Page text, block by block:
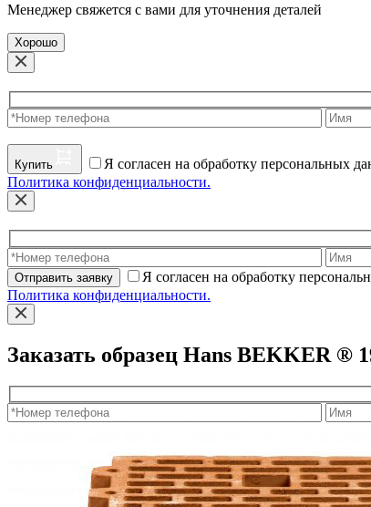
Менеджер свяжется с вами для уточнения деталей
Хорошо
Купить
Я согласен на обработку персональных
Политика конфиденциальности.
Отправить заявку
Я согласен на обработку
Политика конфиденциальности.
Заказать образец Hans BEKKER ®